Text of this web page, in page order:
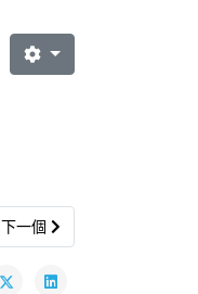
Next article: PowerBRICKS
下一個